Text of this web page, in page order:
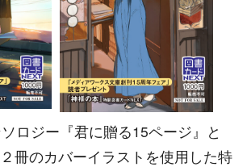
ロジー『君に贈る15ページ』と
２冊のカバーイラストを使用した特